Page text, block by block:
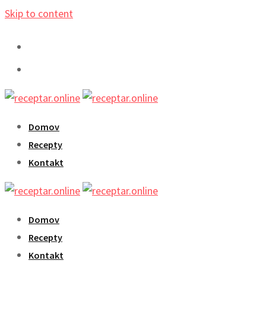
Skip to content
Domov
Recepty
Kontakt
Domov
Recepty
Kontakt